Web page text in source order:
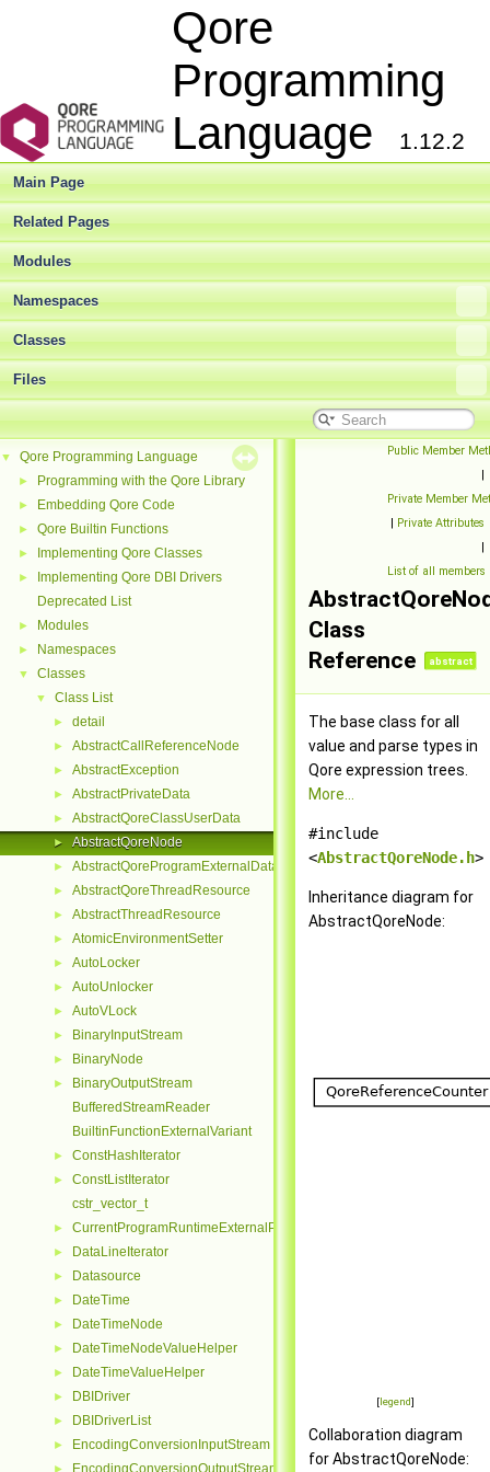
Qore
Programming
Language
1.12.2
Main Page
Related Pages
Modules
Namespaces
Classes
Files
▼ Qore Programming Language
► Programming with the Qore Library
► Embedding Qore Code
► Qore Builtin Functions
► Implementing Qore Classes
►
Implementing Qore DBI Drivers
Deprecated List
► Modules
► Namespaces
▼ Classes
▼ Class List
► detail
► AbstractCallReferenceNode
► AbstractException
► AbstractPrivateData
► AbstractQoreClassUserData
► AbstractQoreNode
► AbstractQoreProgramExternalData
► AbstractQoreThreadResource
► AbstractThreadResource
► AtomicEnvironmentSetter
► AutoLocker
► AutoUnlocker
► AutoVLock
► BinaryInputStream
► BinaryNode
►
BinaryOutputStream
BufferedStreamReader
BuiltinFunctionExternalVariant
► ConstHashIterator
►
ConstListIterator
cstr_vector_t
► CurrentProgramRuntimeExternalParseContextHelper
► DataLineIterator
► Datasource
► DateTime
► DateTimeNode
► DateTimeNodeValueHelper
► DateTimeValueHelper
► DBIDriver
► DBIDriverList
► EncodingConversionInputStream
EncodingConversionOutputStream
Public Member
|
Private Member
| Private Attributes
|
List of all members
Class
Reference
abstract
The base class for all
value and parse types in
Qore expression trees.
More...
#include
<AbstractQoreNode.h>
Inheritance diagram for
AbstractQoreNode:
[legend]
Collaboration diagram
for AbstractQoreNode: